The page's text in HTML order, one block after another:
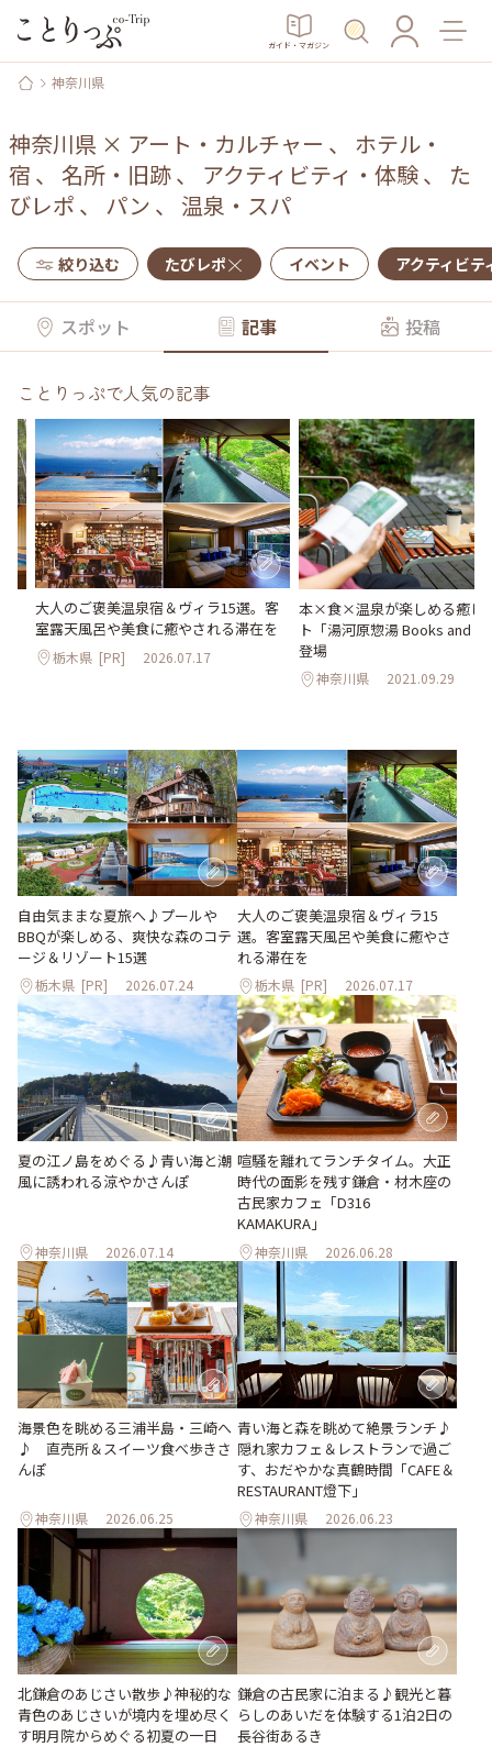
ガイド・マガジン
神奈川県
神奈川県 × アート・カルチャー 、 ホテル・
宿 、 名所・旧跡、 アクティビティ・体験、 た
びレポ 、 パン 、 温泉・スパ
絞り込む たびレポ イベント アクティビテ
スポット 記事 投稿
ことりっぷで人気の記事
大人のご褒美温泉宿＆ヴィラ15選。客
室露天風呂や美食に癒やされる滞在を
栃木県 [PR] 2026.07.17
本×食×温泉が楽しめる癒し
ト「湯河原惣湯 Books and
登場
神奈川県 2021.09.29
自由気ままな夏旅へ♪プールや
BBQが楽しめる、爽快な森のコテ
ージ＆リゾート15選
栃木県 [PR] 2026.07.24
大人のご褒美温泉宿＆ヴィラ15
選。客室露天風呂や美食に癒やさ
れる滞在を
栃木県 [PR] 2026.07.17
夏の江ノ島をめぐる♪青い海と潮
風に誘われる涼やかさんぽ
神奈川県 2026.07.14
喧騒を離れてランチタイム。大正
時代の面影を残す鎌倉・材木座の
古民家カフェ「D316
KAMAKURA」
神奈川県 2026.06.28
海景色を眺める三浦半島・三崎へ
♪ 直売所＆スイーツ食べ歩きさ
んぽ
神奈川県 2026.06.25
青い海と森を眺めて絶景ランチ♪
隠れ家カフェ＆レストランで過ご
す、おだやかな真鶴時間「CAFE＆
RESTAURANT燈下」
神奈川県 2026.06.23
北鎌倉のあじさい散歩♪神秘的な
青色のあじさいが境内を埋め尽く
す明月院からめぐる初夏の一日
鎌倉の古民家に泊まる♪観光と暮
らしのあいだを体験する1泊2日の
長谷街あるき